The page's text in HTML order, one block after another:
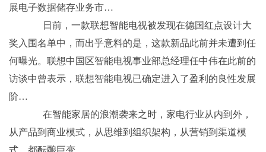
展电子数据储存业务市…
日前，一款联想智能电视被发现在德国红点设计大
奖入围名单中，而出乎意料的是，这款新品此前并未遭到任
何曝光。联想中国区智能电视事业部总经理任中伟在此前的
访谈中曾表示，联想智能电视已确定进入了盈利的良性发展
阶…
在智能家居的浪潮袭来之时，家电行业从内到外，
从产品到商业模式，从思维到组织架构，从营销到渠道模
式，都酝酿巨变……